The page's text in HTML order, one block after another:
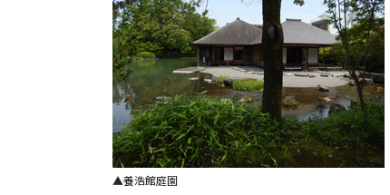
養浩館庭園